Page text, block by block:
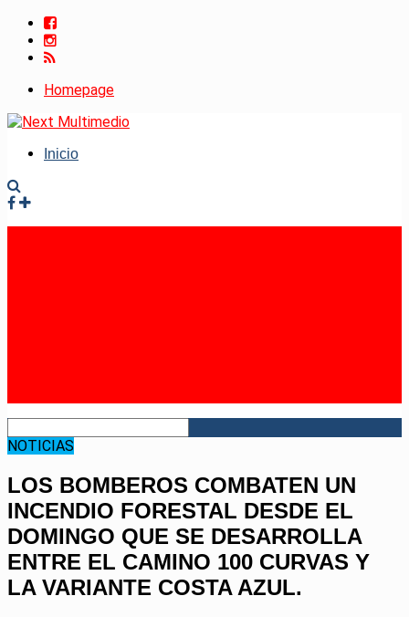
Homepage
Inicio
NOTICIAS
LOS BOMBEROS COMBATEN UN
INCENDIO FORESTAL DESDE EL
DOMINGO QUE SE DESARROLLA
ENTRE EL CAMINO 100 CURVAS Y
LA VARIANTE COSTA AZUL.